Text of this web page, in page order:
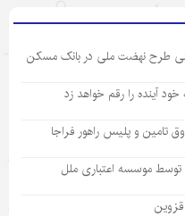
طرح نهضت ملی در بانک مسکن
آینده را رقم خواهد زد
تامین و پلیس راهور فراجا
قزوین